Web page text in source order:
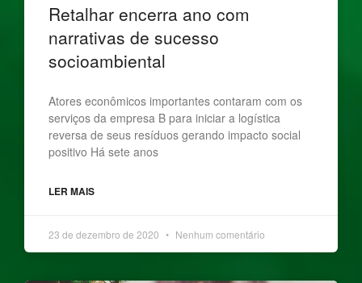
Retalhar encerra ano com
narrativas de sucesso
socioambiental
Atores econômicos importantes contaram com os
serviços da empresa B para iniciar a logística
reversa de seus resíduos gerando impacto social
positivo Há sete anos
LER MAIS
23 de dezembro de 2020 Nenhum comentário